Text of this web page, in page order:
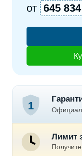
от 645 834
1
Лимит